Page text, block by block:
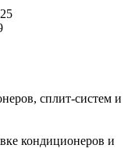
25
сплит-систем и
кондиционеров и